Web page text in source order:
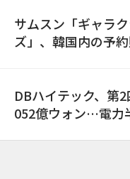
サムスン「ギャラ
ズ」、韓国内の予
DBハイテック、第
052億ウォン…電力